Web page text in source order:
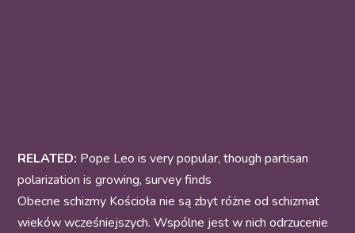
RELATED: Pope Leo is very popular, though partisan
polarization is growing, survey finds
Obecne schizmy Kościoła nie są zbyt różne od schizmat
wieków wcześniejszych. Wspólne jest w nich odrzucenie